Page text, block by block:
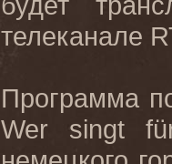
телеканале
Программа
Wer
singt fü